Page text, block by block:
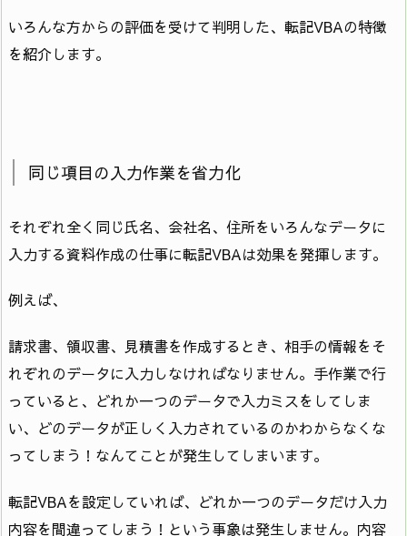
いろんな方からの評価を受けて判明した、転記VBAの特徴
を紹介します。
同じ項目の入力作業を省力化
それぞれ全く同じ氏名、会社名、住所をいろんなデータに
入力する資料作成の仕事に転記VBAは効果を発揮します。
例えば、
請求書、領収書、見積書を作成するとき、相手の情報をそ
れぞれのデータに入力しなければなりません。手作業で行
っていると、どれか一つのデータで入力ミスをしてしま
い、どのデータが正しく入力されているのかわからなくな
ってしまう！なんてことが発生してしまいます。
転記VBAを設定していれば、どれか一つのデータだけ入力
内容を間違ってしまう！という事象は発生しません。内容